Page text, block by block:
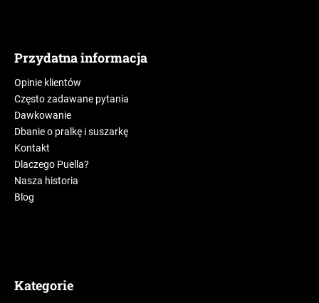
Przydatna informacja
Opinie klientów
Często zadawane pytania
Dawkowanie
Dbanie o pralkę i suszarkę
Kontakt
Dlaczego Puella?
Nasza historia
Blog
Kategorie